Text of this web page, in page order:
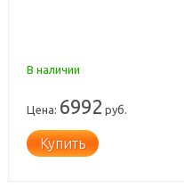
В наличии
Цена: 6992 руб.
Купить